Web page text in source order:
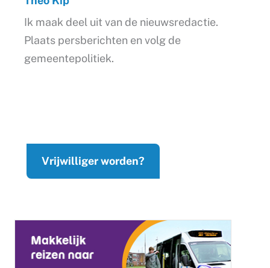
Ik maak deel uit van de nieuwsredactie.
Plaats persberichten en volg de
gemeentepolitiek.
Vrijwilliger worden?